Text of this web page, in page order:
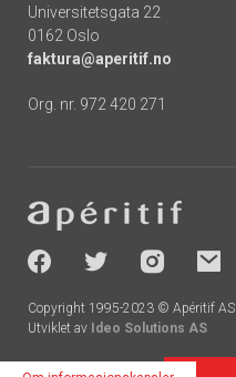
Universitetsgata 22
0162 Oslo
faktura@aperitif.no
Org. nr. 972 420 271
-
socials
Copyright 1995-2023 © Apéritif AS
Utviklet av Ideo Solutions AS